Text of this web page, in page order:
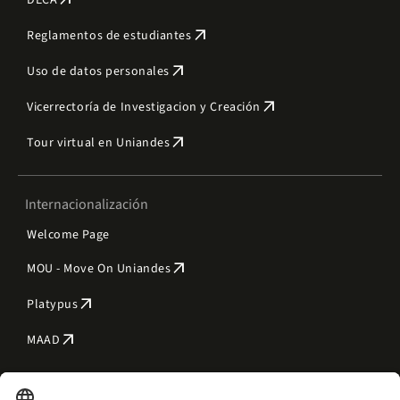
Reglamentos de estudiantes arrow_outward
Uso de datos personales arrow_outward
Vicerrectoría de Investigacion y Creación arrow_outward
Tour virtual en Uniandesarrow_outward
Internacionalización
Welcome Page
MOU - Move On Uniandesarrow_outward
Platypusarrow_outward
MAAD arrow_outward